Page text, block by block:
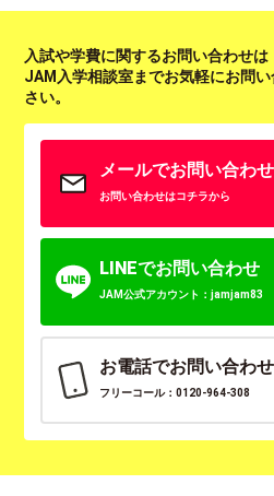
入試や学費に関するお問い合わせは
JAM入学相談室までお気軽にお問
さい。
メールでお問い合わせ
お問い合わせはコチラから
LINEでお問い合わせ
JAM公式アカウント：jamjam83
お電話でお問い合わせ
フリーコール：0120-964-308